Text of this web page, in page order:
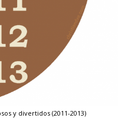
y divertidos (2011-2013)